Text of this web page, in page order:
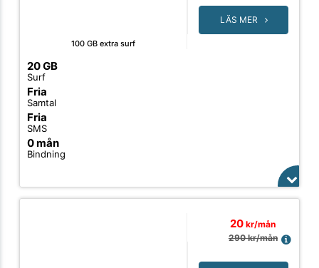
100 GB extra surf
20 GB
Surf
Fria
Samtal
Fria
SMS
0 mån
Bindning
LÄS MER
20 kr/mån
290 kr/mån